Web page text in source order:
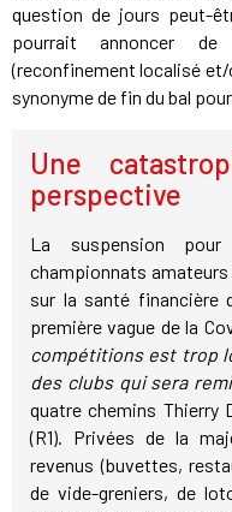
question de jours peut-
pourrait annoncer de
(reconfinement localisé
synonyme de fin du bal
Une
perspective
La suspension
championnats
sur la santé financière
première vague de la
compétitions est trop
des clubs qui sera
quatre chemins Thierry
(R1). Privées de la
revenus (buvettes,
de vide-greniers, de